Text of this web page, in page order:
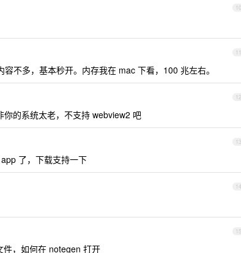
10
11
不多，基本秒开。内存我在 mac 下看，100 兆左右。
12
的系统太老，不支持 webview2 吧
13
了，下载支持一下
14
15
，如何在 notegen 打开